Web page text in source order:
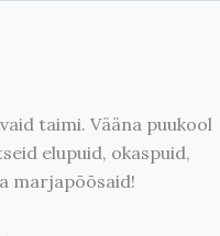
taimi. Vääna puukool
elupuid, okaspuid,
marjapõõsaid!